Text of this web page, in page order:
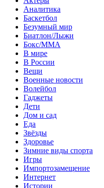
Аналитика
Баскетбол
Безумный мир
Биатлон/Лыжи
Бокс/MMA
В мире
В России
Вещи
Военные новости
Волейбол
Гаджеты
Дети
Дом и сад
Еда
Звёзды
Здоровье
Зимние виды спорта
Игры
Импортозамещение
Интернет
Истории